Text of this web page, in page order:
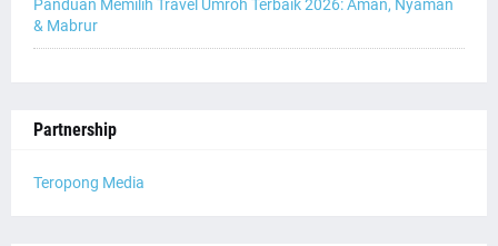
Panduan Memilih Travel Umroh Terbaik 2026: Aman, Nyaman
& Mabrur
Partnership
Teropong Media